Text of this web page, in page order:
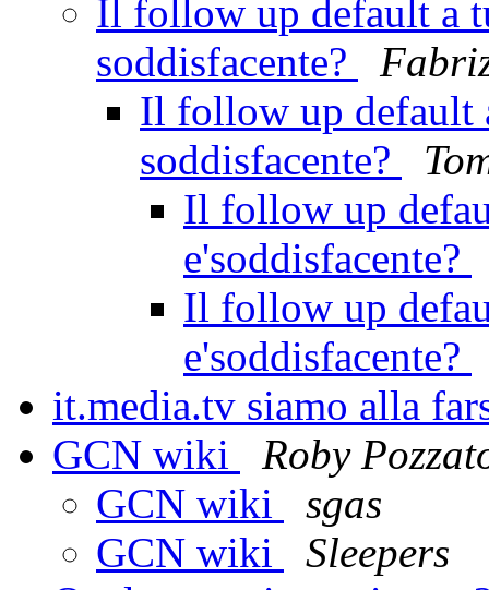
Il follow up default a
soddisfacente?
Il follow up default
soddisfacente?
Il follow up
e'soddisfacente?
Il follow up
e'soddisfacente?
it.media.tv siamo alla
GCN wiki
Roby
GCN wiki
sgas
GCN wiki
Sleepers